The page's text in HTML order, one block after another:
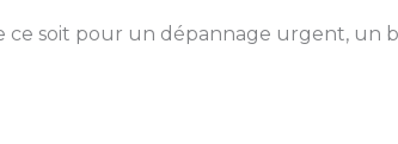
ce soit pour un dépannage urgent, un